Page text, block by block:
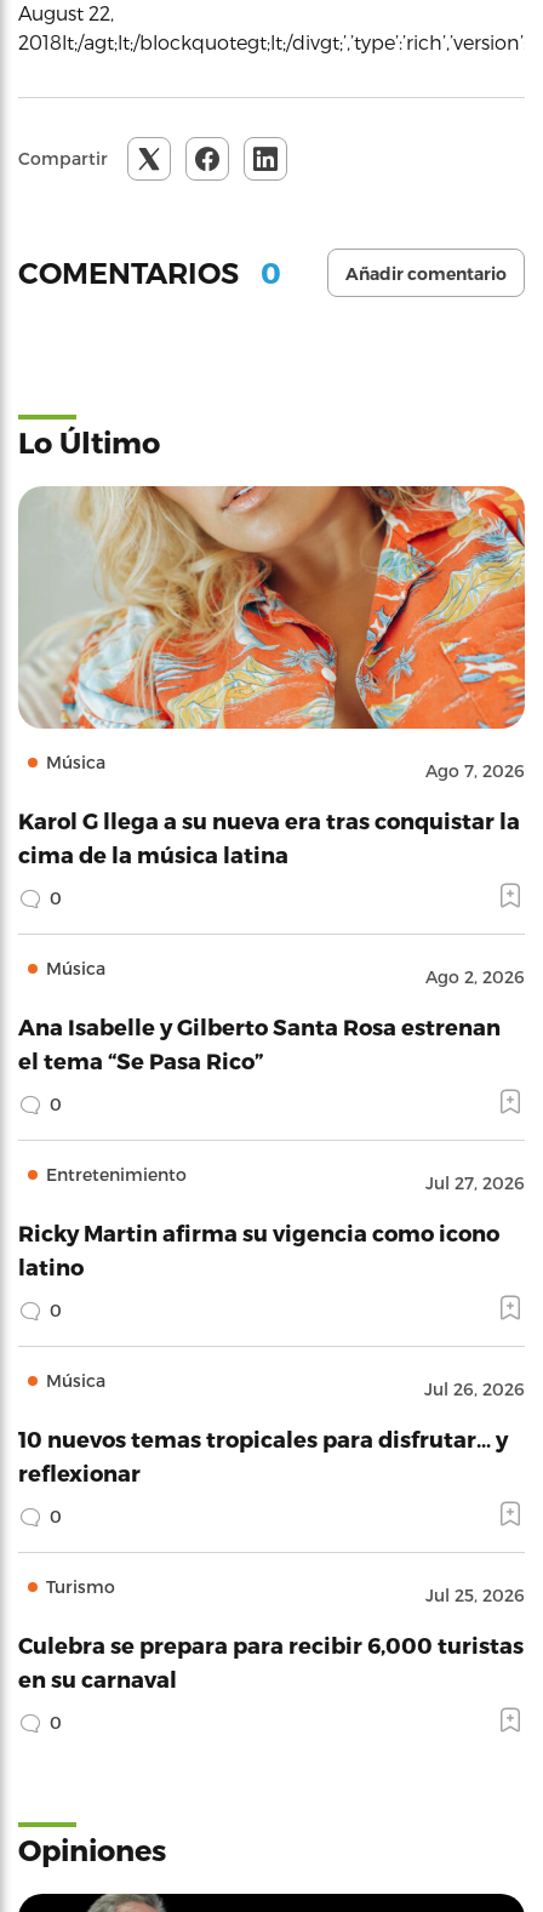
August 22,
2018lt;/agt;lt;/blockquotegt;lt;/
Compartir
COMENTARIOS 0 Añadir comentario
Lo Último
Música Ago 7, 2026
Karol G llega a su nueva era tras conquistar la
cima de la música latina
0
Música Ago 2, 2026
Ana Isabelle y Gilberto Santa Rosa estrenan
el tema “Se Pasa Rico”
0
Entretenimiento Jul 27, 2026
Ricky Martin afirma su vigencia como icono
latino
0
Música Jul 26, 2026
10 nuevos temas tropicales para disfrutar… y
reflexionar
0
Turismo Jul 25, 2026
Culebra se prepara para recibir 6,000 turistas
en su carnaval
0
Opiniones